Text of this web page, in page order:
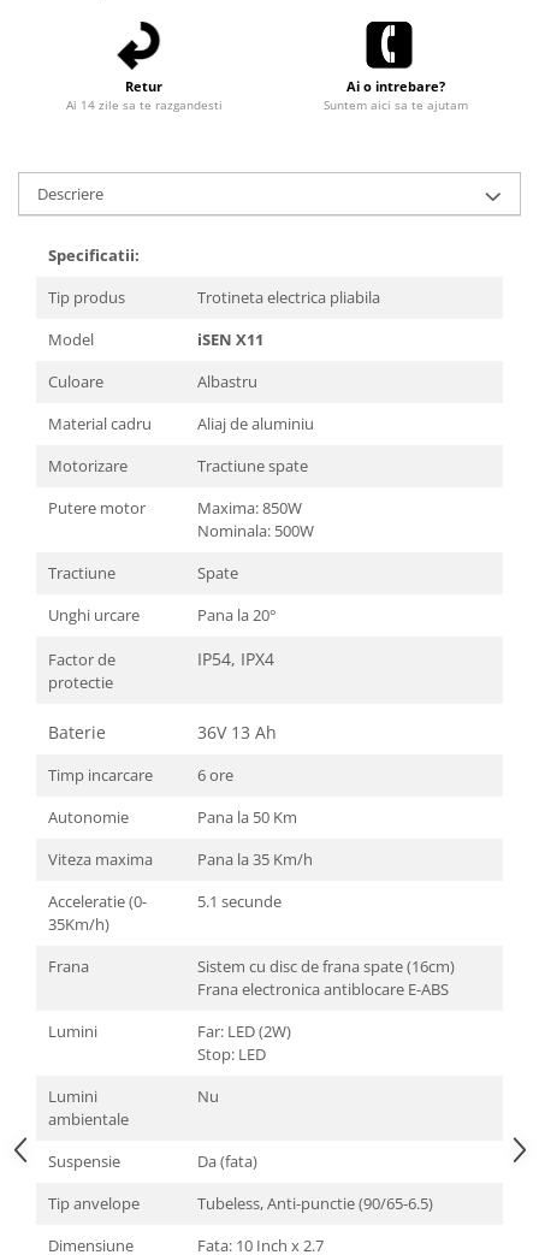
Retur
Ai 14 zile sa te razgandesti
Ai o intrebare?
Suntem aici sa te ajutam
Descriere
Specificatii:
Tip produs
Trotineta electrica pliabila
Model
iSEN X11
Culoare
Albastru
Material cadru
Aliaj de aluminiu
Motorizare
Tractiune spate
Putere motor
Maxima: 850W
Nominala: 500W
Tractiune
Spate
Unghi urcare
Pana la 20°
Factor de
protectie
IP54, IPX4
Baterie 36V 13 Ah
Timp incarcare
6 ore
Autonomie
Pana la 50 Km
Viteza maxima
Pana la 35 Km/h
Acceleratie (0-
35Km/h)
5.1 secunde
Frana
Sistem cu disc de frana spate (16cm)
Frana electronica antiblocare E-ABS
Lumini
Far: LED (2W)
Stop: LED
Lumini
ambientale
Nu
Suspensie
Da (fata)
Tip anvelope
Tubeless, Anti-punctie (90/65-6.5)
Dimensiune
Fata: 10 Inch x 2.7